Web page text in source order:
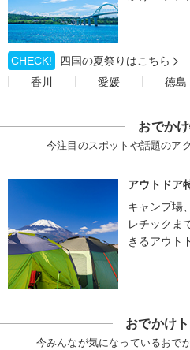
CHECK!
四国の夏祭りはこちら
香川
愛媛 徳島
おでか
今注目のスポットや話題のア
アウトドア
キャンプ場
レチックま
きるアウト
おでかけ
今みんなが気になっているおで